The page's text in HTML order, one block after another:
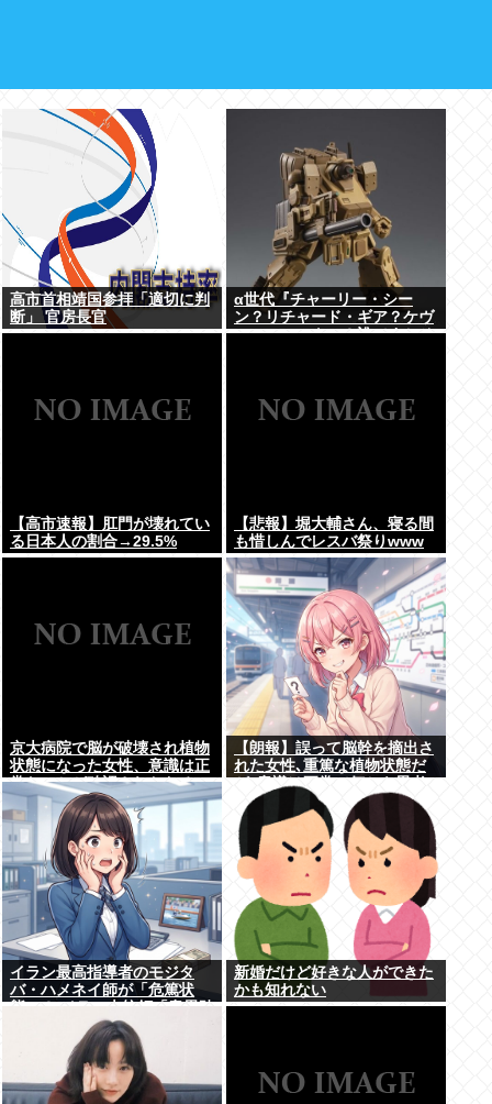
高市首相靖国参拝「適切に判
断」 官房長官
α世代『チャーリー・シー
ン？リチャード・ギア？ケヴ
ィン・コスナー？誰ですかそ
【高市速報】肛門が壊れてい
る日本人の割合→29.5%
【悲報】堀大輔さん、寝る間
も惜しんでレスバ祭りwww
京大病院で脳が破壊され植物
状態になった女性、意識は正
常なことが確認されおわる
【朗報】誤って脳幹を摘出さ
れた女性､重篤な植物状態だ
が､意識は正常で何かを思考
していると判明
イラン最高指導者のモジタ
バ・ハメネイ師が「危篤状
態」？ イラン大統領「意思疎
通はかなり難しい」
新婚だけど好きな人ができた
かも知れない